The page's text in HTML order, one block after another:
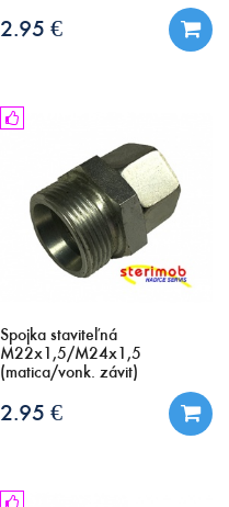
2.95 €
Spojka staviteľná
M22x1,5/M24x1,5
(matica/vonk. závit)
2.95 €